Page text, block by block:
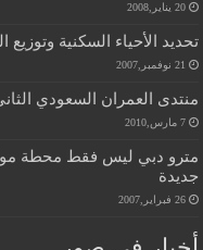
20 يناير,2008
تحديد الأحياء السكنية
21 نوفمبر,2007
منتدى العمران السعودي
7 مارس,2010
مترو دبي ليس فقط محطة
جديدة
26 فبراير,2007